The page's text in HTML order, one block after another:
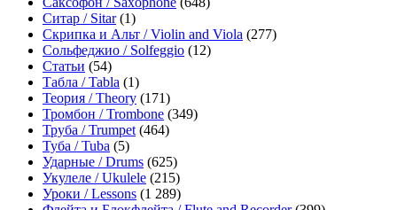
Ситар / Sitar(1)
Скрипка и Альт / Violin and Viola (277)
Сольфеджио / Solfeggio (12)
Статьи (54)
Табла / Tabla (1)
Теория / Theory (171)
Тромбон / Trombone (349)
Труба / Trumpet (464)
Туба / Tuba (5)
Ударные / Drums (625)
Укулеле / Ukulele (215)
Уроки / Lessons (1 289)